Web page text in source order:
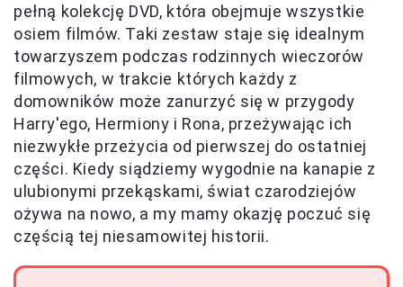
pełną kolekcję DVD, która obejmuje wszystkie
osiem filmów. Taki zestaw staje się idealnym
towarzyszem podczas rodzinnych wieczorów
filmowych, w trakcie których każdy z
domowników może zanurzyć się w przygody
Harry'ego, Hermiony i Rona, przeżywając ich
niezwykłe przeżycia od pierwszej do ostatniej
części. Kiedy siądziemy wygodnie na kanapie z
ulubionymi przekąskami, świat czarodziejów
ożywa na nowo, a my mamy okazję poczuć się
częścią tej niesamowitej historii.